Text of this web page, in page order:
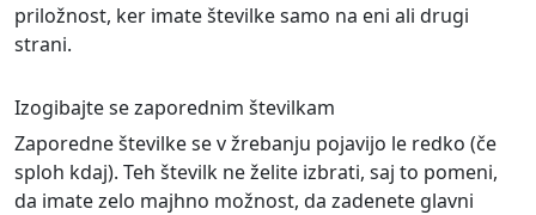
priložnost, ker imate številke samo na eni ali drugi
strani.
Izogibajte se zaporednim številkam
Zaporedne številke se v žrebanju pojavijo le redko (če
sploh kdaj). Teh številk ne želite izbrati, saj to pomeni,
da imate zelo majhno možnost, da zadenete glavni